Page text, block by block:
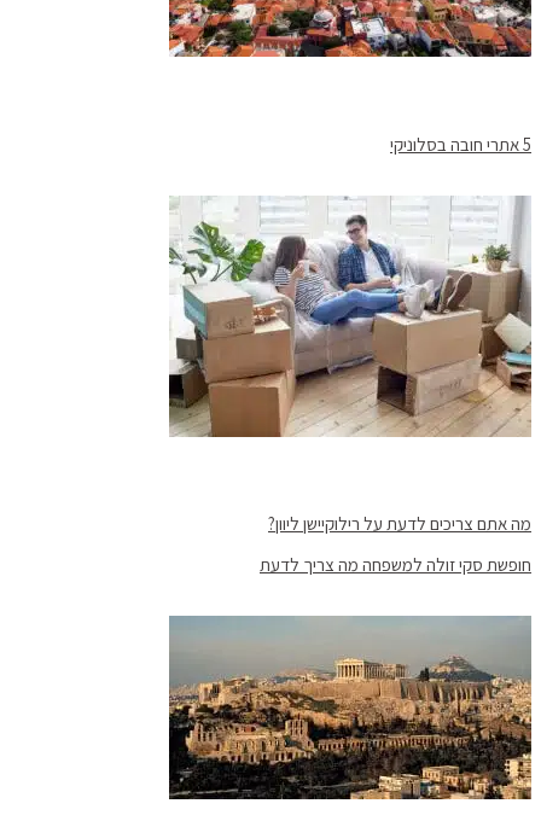
5 אתרי חובה בסלוניקי
מה אתם צריכים לדעת על רילוקיישן ליוון?
חופשת סקי זולה למשפחה מה צריך לדעת